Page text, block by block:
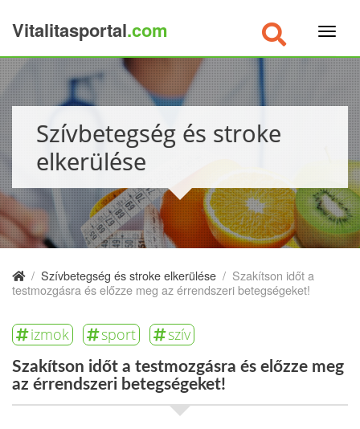
Vitalitasportal.com
Szívbetegség és stroke
elkerülése
/ Szívbetegség és stroke elkerülése / Szakítson időt a
testmozgásra és előzze meg az érrendszeri betegségeket!
izmok sport szív
Szakítson időt a testmozgásra és előzze meg
az érrendszeri betegségeket!
×